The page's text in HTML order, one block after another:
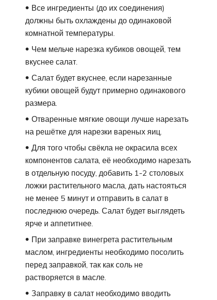
Все ингредиенты (до их соединения)
должны быть охлаждены до одинаковой
комнатной температуры.
Чем мельче нарезка кубиков овощей, тем
вкуснее салат.
Салат будет вкуснее, если нарезанные
кубики овощей будут примерно одинакового
размера.
Отваренные мягкие овощи лучше нарезать
на решётке для нарезки вареных яиц.
Для того чтобы свёкла не окрасила всех
компонентов салата, её необходимо нарезать
в отдельную посуду, добавить 1-2 столовых
ложки растительного масла, дать настояться
не менее 5 минут и отправить в салат в
последнюю очередь. Салат будет выглядеть
ярче и аппетитнее.
При заправке винегрета растительным
маслом, ингредиенты необходимо посолить
перед заправкой, так как соль не
растворяется в масле.
Заправку в салат необходимо вводить